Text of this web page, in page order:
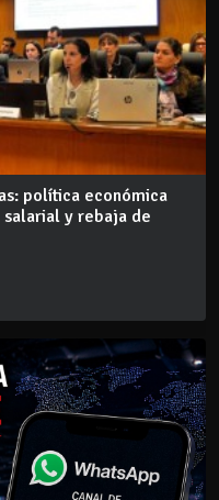
política económica
y rebaja de